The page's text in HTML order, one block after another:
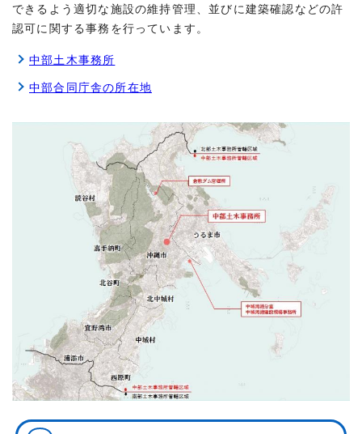
できるよう適切な施設の維持管理、並びに建築確認などの許
認可に関する事務を行っています。
中部土木事務所
中部合同庁舎の所在地